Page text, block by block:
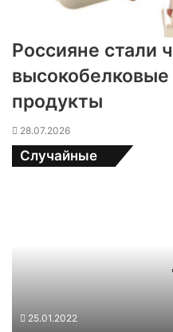
Россияне стали
продукты
28.07.2026
Случайные
25.01.2022